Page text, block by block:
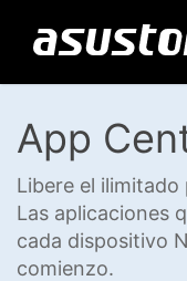
App
Libere el ilimitado
Las aplicaciones
cada dispositivo
comienzo.